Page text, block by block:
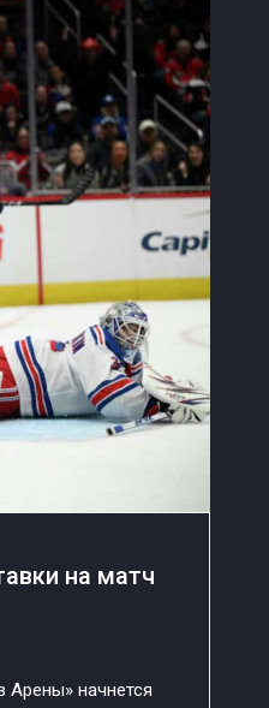
на матч
Арены» начнется